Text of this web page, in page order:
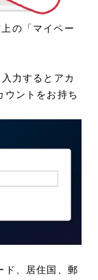
の「マイペー
力するとアカ
ントをお持ち
ド、居住国、郵